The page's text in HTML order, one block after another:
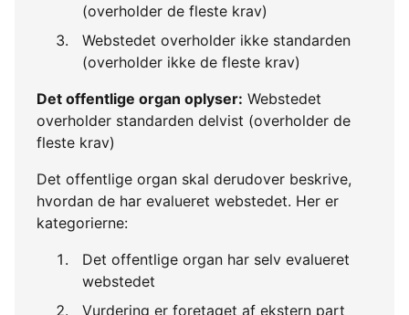
(overholder de fleste krav)
Webstedet overholder ikke standarden
(overholder ikke de fleste krav)
Det offentlige organ oplyser: Webstedet
overholder standarden delvist (overholder de
fleste krav)
Det offentlige organ skal derudover beskrive,
hvordan de har evalueret webstedet. Her er
kategorierne:
Det offentlige organ har selv evalueret
webstedet
Vurdering er foretaget af ekstern part